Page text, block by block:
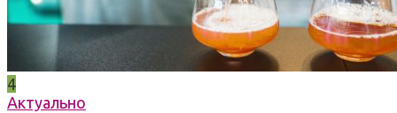
4
Актуально